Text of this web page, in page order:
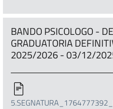
BANDO PSICOLOGO -
GRADUATORIA
2025/2026 - 03/12/